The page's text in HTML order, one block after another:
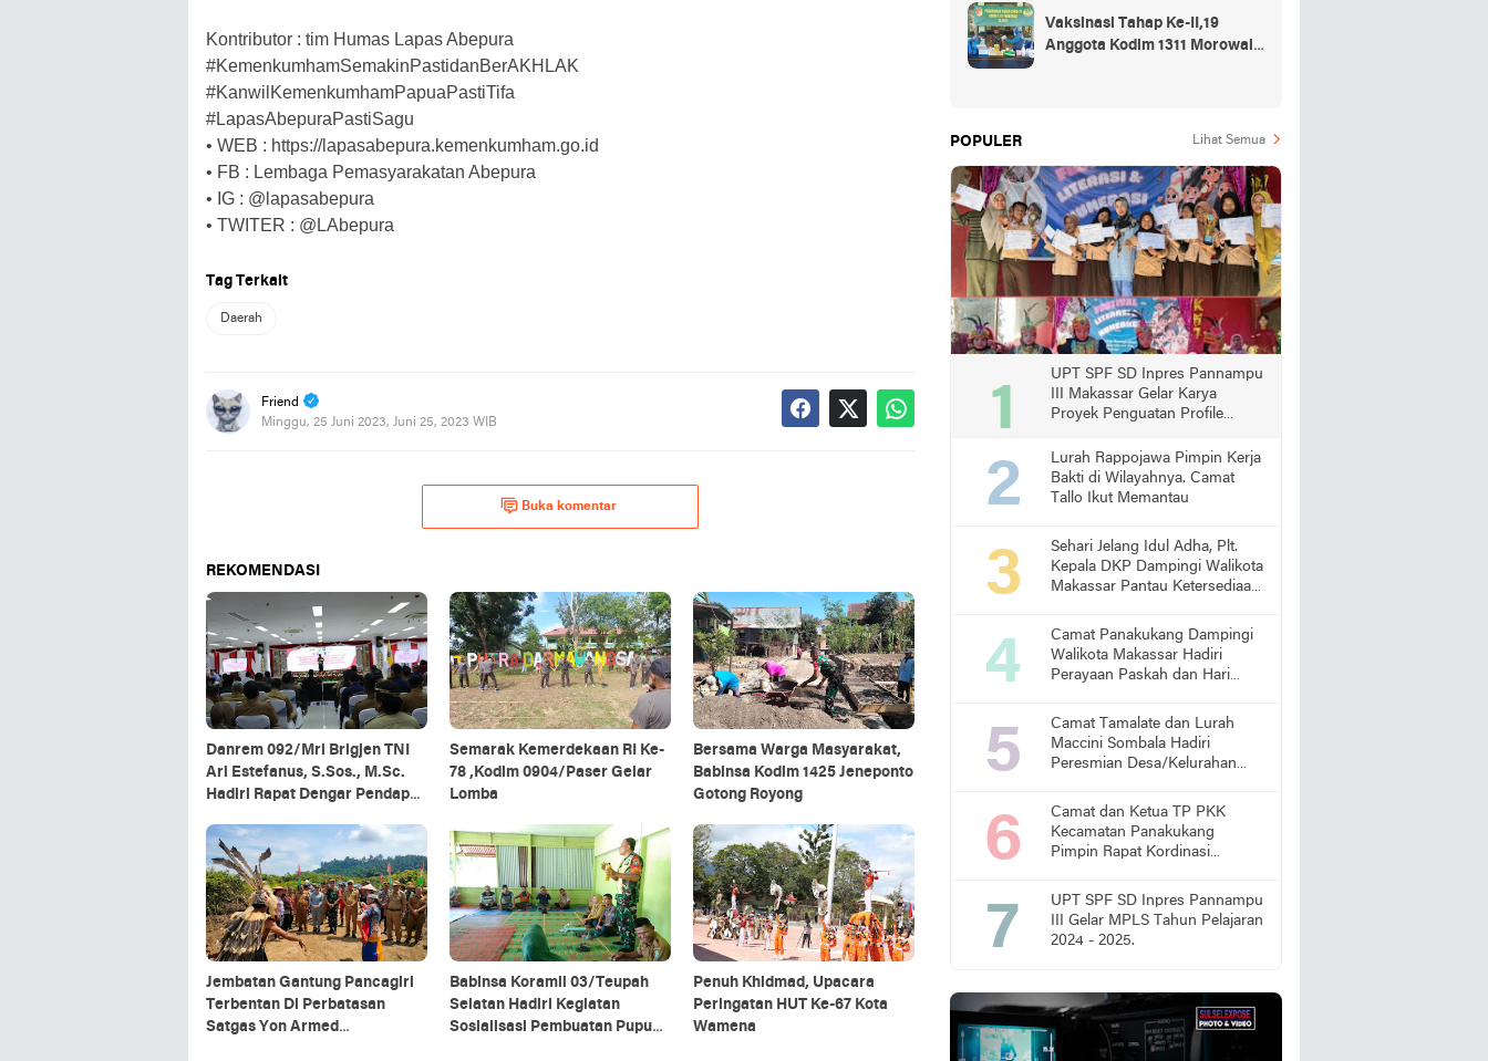
Kontributor : tim Humas Lapas Abepura
#KemenkumhamSemakinPastidanBerAKHLAK
#KanwilKemenkumhamPapuaPastiTifa
#LapasAbepuraPastiSagu
• WEB : https://lapasabepura.kemenkumham.go.id
• FB : Lembaga Pemasyarakatan Abepura
• IG : @lapasabepura
• TWITER : @LAbepura
Tag Terkait
Daerah
Friend
Minggu, 25 Juni 2023, Juni 25, 2023 WIB
Buka komentar
REKOMENDASI
Danrem 092/Mrl Brigjen TNI
Ari Estefanus, S.Sos., M.Sc.
Hadiri Rapat Dengar Pendapat
Kalimantan Utara
Semarak Kemerdekaan RI Ke-
78 ,Kodim 0904/Paser Gelar
Lomba
Bersama Warga Masyarakat,
Babinsa Kodim 1425 Jeneponto
Gotong Royong
Jembatan Gantung Pancagiri
Terbentan Di Perbatasan
Satgas Yon Armed
Babinsa Koramil 03/Teupah
Selatan Hadiri Kegiatan
Sosialisasi Pembuatan Pupuk
Penuh Khidmad, Upacara
Peringatan HUT Ke-67 Kota
Wamena
Kostrad
Vaksinasi Tahap Ke-II,19
Anggota Kodim 1311 Morowali
POPULER Lihat Semua
UPT SPF SD Inpres Pannampu
III Makassar Gelar Karya
Proyek Penguatan Profile
Lurah Rappojawa Pimpin Kerja
Bakti di Wilayahnya. Camat
Tallo Ikut Memantau
Sehari Jelang Idul Adha, Plt.
Kepala DKP Dampingi Walikota
Makassar Pantau Ketersediaan
Camat Panakukang Dampingi
Walikota Makassar Hadiri
Perayaan Paskah dan Hari
Camat Tamalate dan Lurah
Maccini Sombala Hadiri
Peresmian Desa/Kelurahan
Camat dan Ketua TP PKK
Kecamatan Panakukang
Pimpin Rapat Kordinasi
Stunting
UPT SPF SD Inpres Pannampu
III Gelar MPLS Tahun Pelajaran
2024 - 2025.